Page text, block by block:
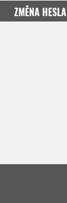
ZMĚNA HESLA